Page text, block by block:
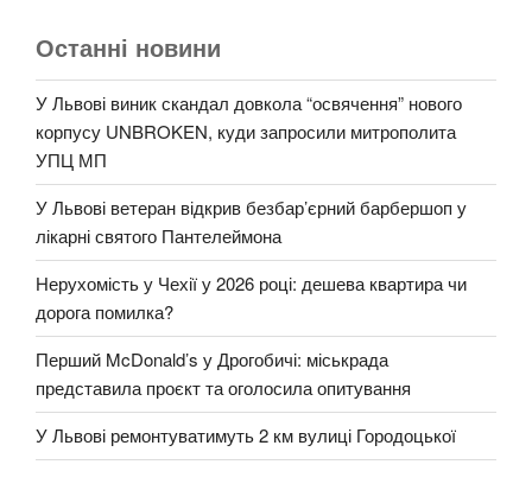
Останні новини
У Львові виник скандал довкола “освячення” нового
корпусу UNBROKEN, куди запросили митрополита
УПЦ МП
У Львові ветеран відкрив безбар’єрний барбершоп у
лікарні святого Пантелеймона
Нерухомість у Чехії у 2026 році: дешева квартира чи
дорога помилка?
Перший McDonald’s у Дрогобичі: міськрада
представила проєкт та оголосила опитування
У Львові ремонтуватимуть 2 км вулиці Городоцької